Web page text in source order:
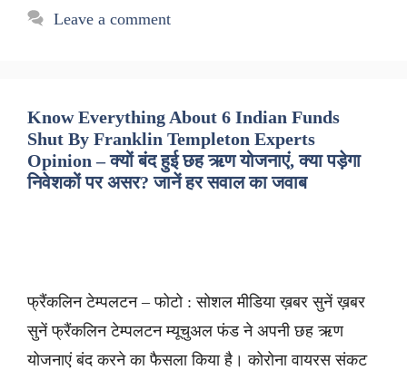
Leave a comment
Know Everything About 6 Indian Funds
Shut By Franklin Templeton Experts
Opinion – क्यों बंद हुई छह ऋण योजनाएं, क्या पड़ेगा
निवेशकों पर असर? जानें हर सवाल का जवाब
फ्रैंकलिन टेम्पलटन – फोटो : सोशल मीडिया ख़बर सुनें ख़बर
सुनें फ्रैंकलिन टेम्पलटन म्यूचुअल फंड ने अपनी छह ऋण
योजनाएं बंद करने का फैसला किया है। कोरोना वायरस संकट